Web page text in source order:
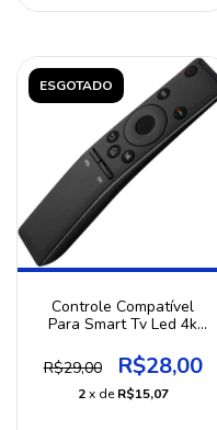
ESGOTADO
Controle Compatível
Para Smart Tv Led 4k
R$29,00
R$28,00
2 x deR$15,07